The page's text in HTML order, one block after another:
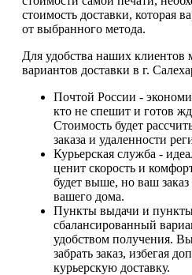
стоимость доставки, которая
от выбранного метода.
Для удобства наших клиентов
вариантов доставки в г.
Почтой России -
кто не спешит и готов
Стоимость будет
заказа и удаленности
Курьерская служба -
ценит скорость и
будет выше, но ваш
вашего дома.
Пункты выдачи и
сбалансированный
удобством получения.
забрать заказ, избегая
курьерскую доставку.